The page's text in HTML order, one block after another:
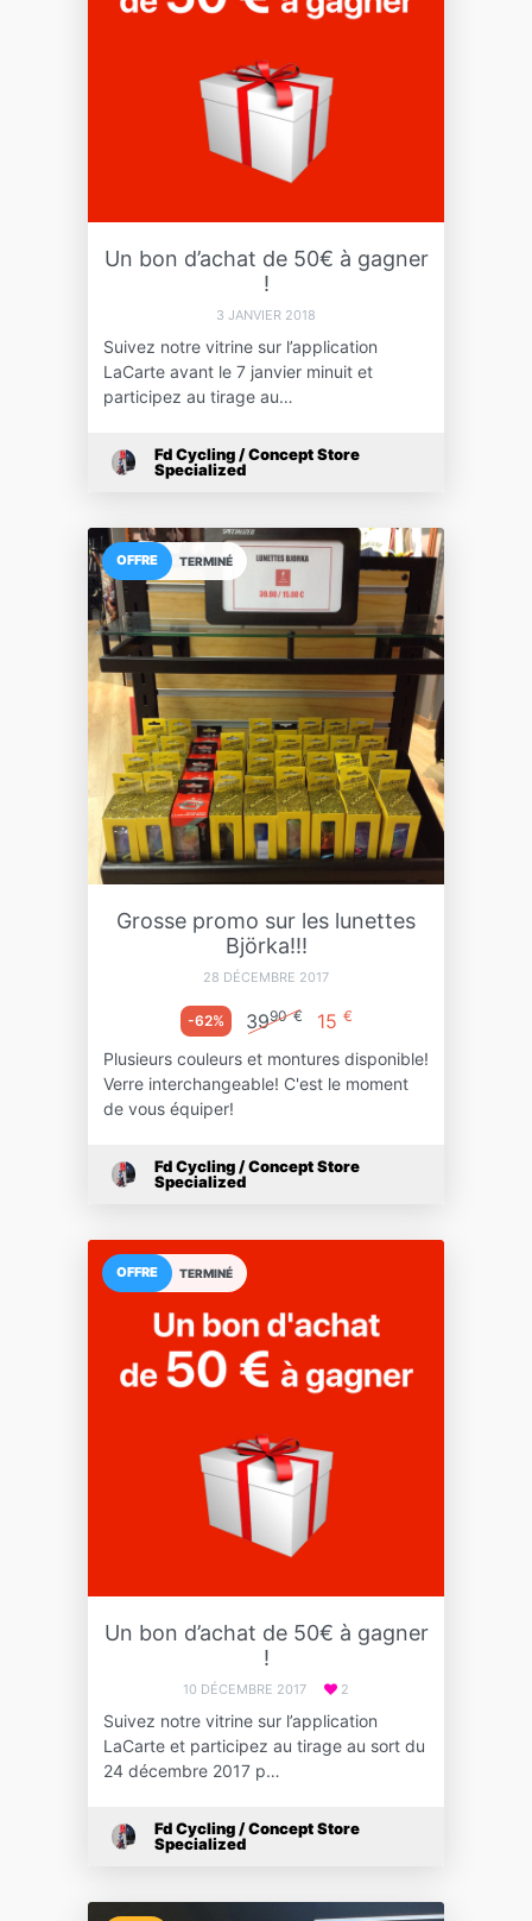
Un bon d’achat de 50€ à gagner
!
3 JANVIER 2018
Suivez notre vitrine sur l’application
LaCarte avant le 7 janvier minuit et
participez au tirage au…
Fd Cycling / Concept Store
Specialized
TERMINÉ
OFFRE
Grosse promo sur les lunettes
Björka!!!
28 DÉCEMBRE 2017
-62% 3990 € 15 €
Plusieurs couleurs et montures disponible!
Verre interchangeable! C'est le moment
de vous équiper!
Fd Cycling / Concept Store
Specialized
TERMINÉ
OFFRE
Un bon d’achat de 50€ à gagner
!
10 DÉCEMBRE 2017 2
Suivez notre vitrine sur l’application
LaCarte et participez au tirage au sort du
24 décembre 2017 p…
Fd Cycling / Concept Store
Specialized